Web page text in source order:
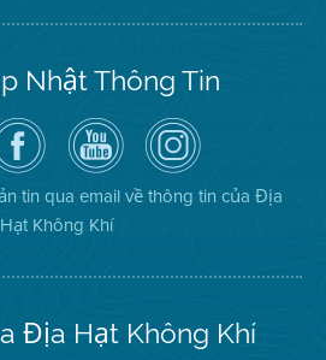
Nhật Thông Tin
Truy
cập
Trang
Facebook
của
Địa
Hạt
Kênh
YouTube
của
Địa
Hạt
Không
Khí
Air
District
on
Instagram
tin qua email về thông tin của Địa
Hạt Không Khí
Địa Hạt Không Khí